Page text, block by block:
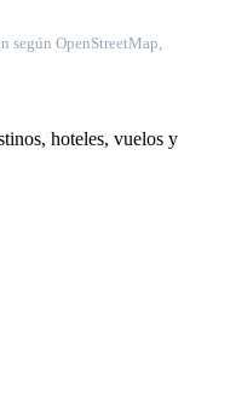
según OpenStreetMap,
hoteles, vuelos y